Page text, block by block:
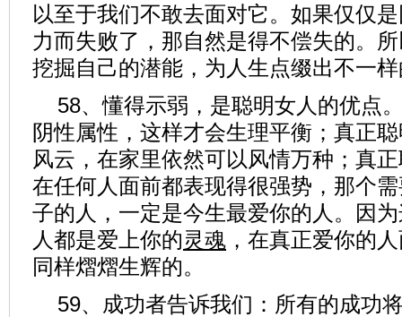
以至于我们不敢去面对它。如果仅仅
力而失败了，那自然是得不偿失的。
挖掘自己的潜能，为人生点缀出不一
58、懂得示弱，是聪明女人的优点
阴性属性，这样才会生理平衡；真正
风云，在家里依然可以风情万种；真
在任何人面前都表现得很强势，那个
子的人，一定是今生最爱你的人。因
人都是爱上你的灵魂 ，在真正爱你的
同样熠熠生辉的。
59、成功者告诉我们：所有的成功